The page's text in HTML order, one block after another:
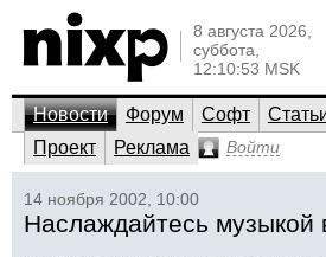
8 августа 2026,
суббота,
12:10:53 MSK
Новости Форум Софт
Проект
Реклама Войти
14 ноября 2002, 10:00
Наслаждайтесь музыкой